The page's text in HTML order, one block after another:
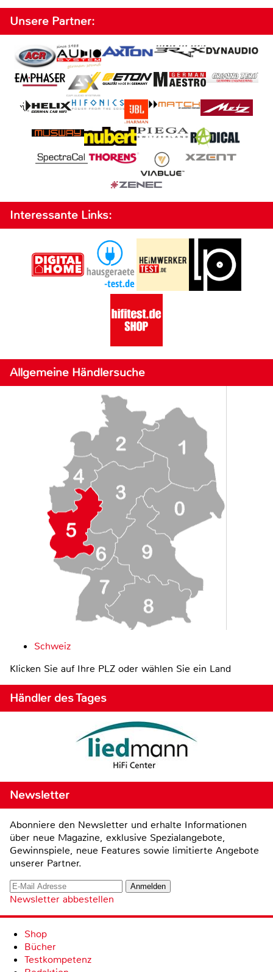
Unsere Partner:
Interessante Links:
Allgemeine Händlersuche
Schweiz
Klicken Sie auf Ihre PLZ oder wählen Sie ein Land
Händler des Tages
Newsletter
Abonniere den Newsletter und erhalte Informationen
über neue Magazine, exklusive Spezialangebote,
Gewinnspiele, neue Features sowie limitierte Angebote
unserer Partner.
Newsletter abbestellen
Shop
Bücher
Testkompetenz